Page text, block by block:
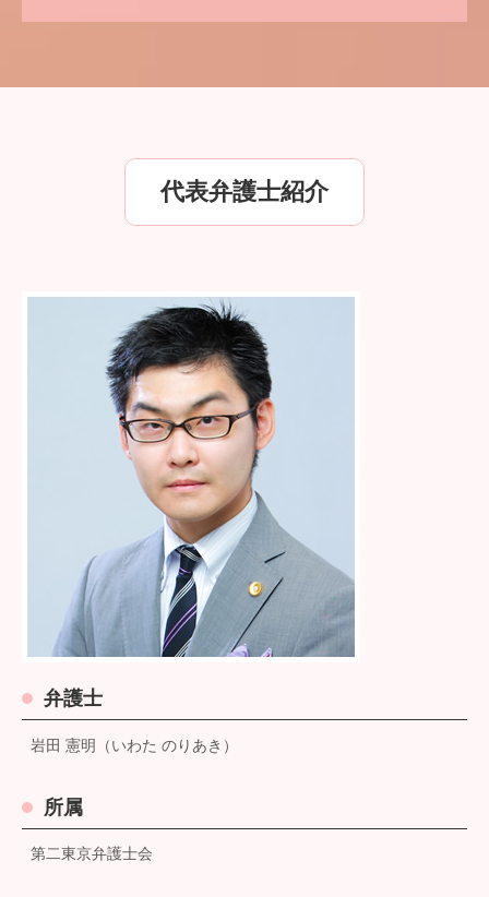
代表弁護士紹介
弁護士
岩田 憲明（いわた のりあき）
所属
第二東京弁護士会